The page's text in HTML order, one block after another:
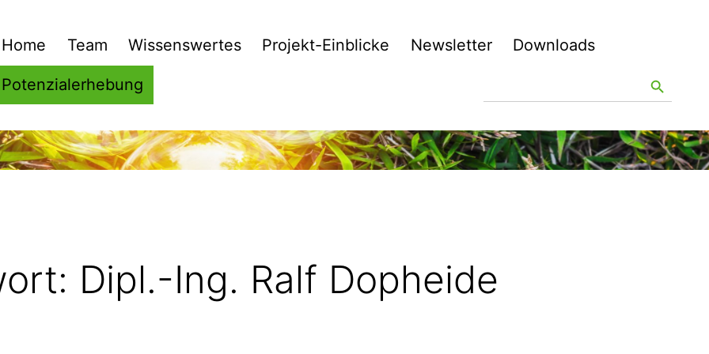
Home Team Wissenswertes Projekt-Einblicke Newsletter Downloads
Potenzialerhebung
Dipl.-Ing. Ralf Dopheide